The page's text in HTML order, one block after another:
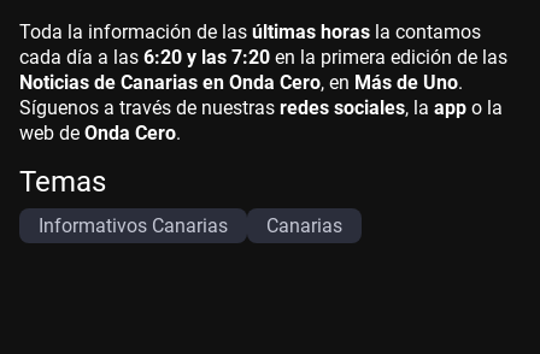
Toda la información de las últimas horas la contamos
cada día a las 6:20 y las 7:20 en la primera edición de las
Noticias de Canarias en Onda Cero, en Más de Uno.
Síguenos a través de nuestras redes sociales, la app o la
web de Onda Cero.
Temas
Informativos Canarias Canarias